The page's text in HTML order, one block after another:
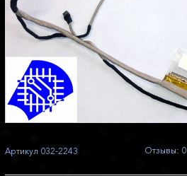
Артикул 032-2243 Отзывы: 0